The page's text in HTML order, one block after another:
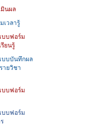
มินผล
เวลารู้
บฟอร์ม
ยนรู้
บบันทึกผล
ายวิชา
บฟอร์ม
บฟอร์ม